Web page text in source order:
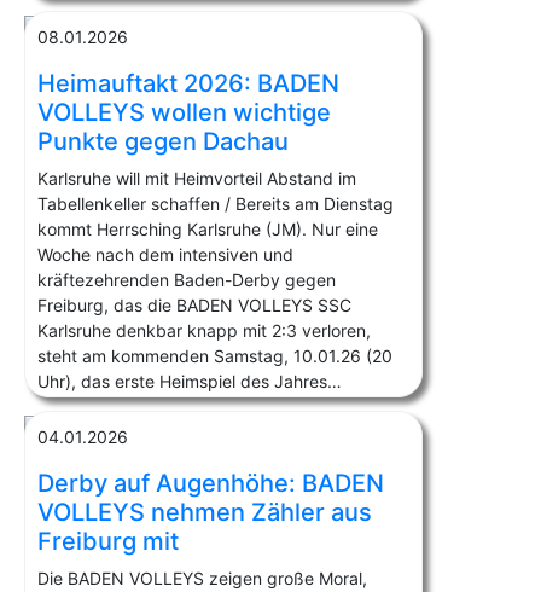
08.01.2026
Heimauftakt 2026: BADEN
VOLLEYS wollen wichtige
Punkte gegen Dachau
Karlsruhe will mit Heimvorteil Abstand im
Tabellenkeller schaffen / Bereits am Dienstag
kommt Herrsching Karlsruhe (JM). Nur eine
Woche nach dem intensiven und
kräftezehrenden Baden-Derby gegen
Freiburg, das die BADEN VOLLEYS SSC
Karlsruhe denkbar knapp mit 2:3 verloren,
steht am kommenden Samstag, 10.01.26 (20
Uhr), das erste Heimspiel des Jahres…
04.01.2026
Derby auf Augenhöhe: BADEN
VOLLEYS nehmen Zähler aus
Freiburg mit
Die BADEN VOLLEYS zeigen große Moral,